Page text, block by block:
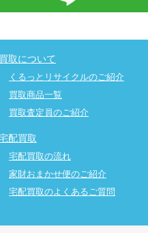
買取について
くるっとリサイクルのご紹介
買取商品一覧
買取査定員のご紹介
配買取
宅配買取の流れ
家財おまかせ便のご紹介
宅配買取のよくあるご質問